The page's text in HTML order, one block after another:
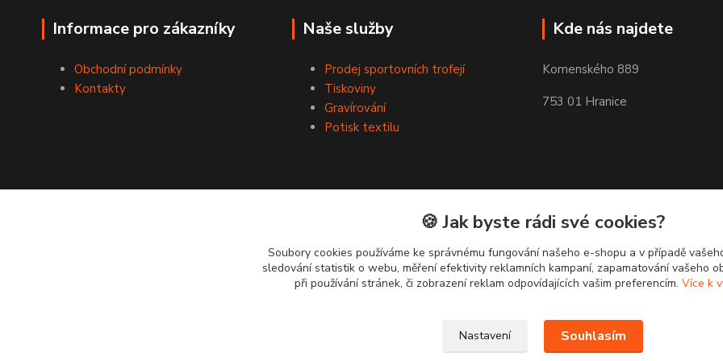
Informace pro zákazníky
Obchodní podmínky
Kontakty
Naše služby
Prodej sportovních trofejí
Tiskoviny
Gravírování
Potisk textilu
Kde nás najdete
Komenského 889
753 01 Hranice
🍪 Jak byste rádi své cookies?
Soubory cookies používáme ke správnému fungování našeho e-shopu a v případě
sledování statistik o webu, měření efektivity reklamních kampaní, zapamatování vašeho
při používání stránek, či zobrazení reklam odpovídajících vašim preferencím. Více k
Nastavení Souhlasím